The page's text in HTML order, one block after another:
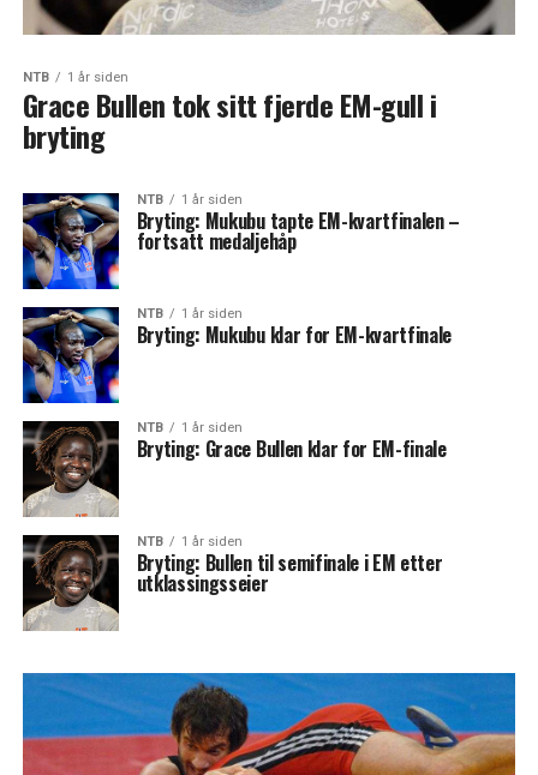
NTB 1 år siden
Grace Bullen tok sitt fjerde EM-gull i
bryting
NTB 1 år siden
Bryting: Mukubu tapte EM-kvartfinalen –
fortsatt medaljehåp
NTB 1 år siden
Bryting: Mukubu klar for EM-kvartfinale
NTB 1 år siden
Bryting: Grace Bullen klar for EM-finale
NTB 1 år siden
Bryting: Bullen til semifinale i EM etter
utklassingsseier